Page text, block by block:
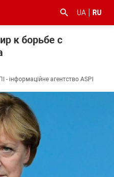
UA RU
к борьбе с
- інформаційне агентство ASPI
#Киев #коронавірус